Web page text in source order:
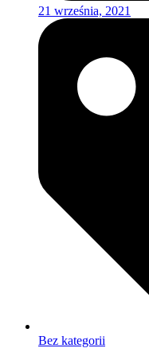
21 września, 2021
Bez kategorii